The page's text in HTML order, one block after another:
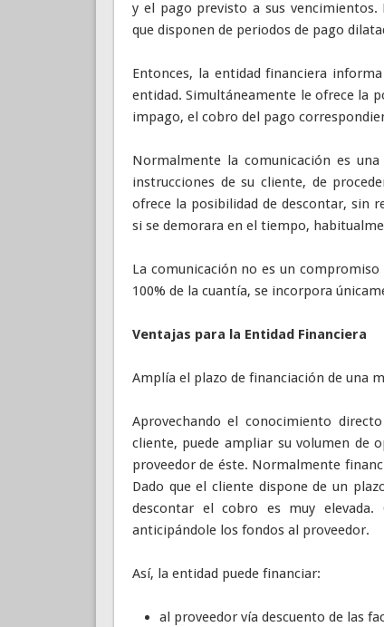
y el pago previsto a sus
que disponen de periodos de pago
Entonces, la entidad financiera
entidad. Simultáneamente le ofrece la
impago, el cobro del pago
Normalmente la comunicación es
instrucciones de su cliente, de
ofrece la posibilidad de descontar, sin
si se demorara en el tiempo,
La comunicación no es un
100% de la cuantía, se incorpora
Ventajas para la Entidad Financiera
Amplía el plazo de financiación de una
Aprovechando el conocimiento
cliente, puede ampliar su volumen de
proveedor de éste. Normalmente
Dado que el cliente dispone de un
descontar el cobro es muy
anticipándole los fondos al proveedor.
Así, la entidad puede financiar:
al proveedor vía descuento de las